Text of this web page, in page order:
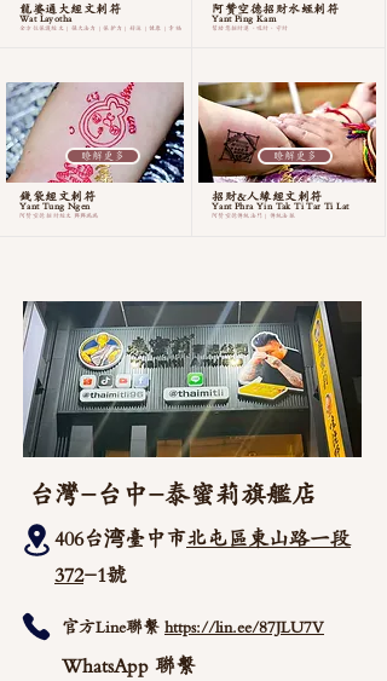
龍婆通大經文刺符
Wat Layotha
全方位保護經文 | 强大法力 | 保护力 | 好运 | 健康 | 幸福
瞭解更多
錢袋經文刺符
Yant Tung Ngen
阿贊空德 招財經文 興興瑞瑞
阿贊空德招財水蛭刺符
Yant Ping Kam
幫助您招財運、吸財、守財
瞭解更多
招財&人緣經文刺符
Yant Phra Yin Tak Ti Tar Ti Lat
阿贊空德傳統法門 | 傳統法脈
台灣-台中-泰蜜莉旗艦店
406台湾臺中市北屯區東山路一段
372-1號
官方Line聯繫 https://lin.ee/87JLU7V
WhatsApp 聯繫